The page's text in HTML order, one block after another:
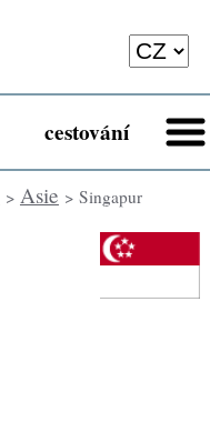
cestování
> Asie > Singapur